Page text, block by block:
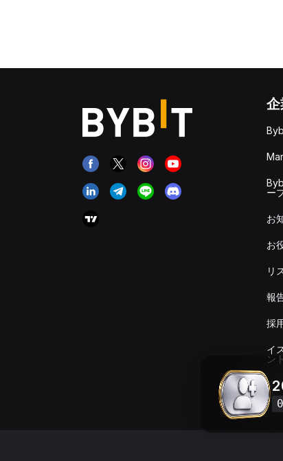
ー
お
お
リ
報
採
イ
ント
手
要